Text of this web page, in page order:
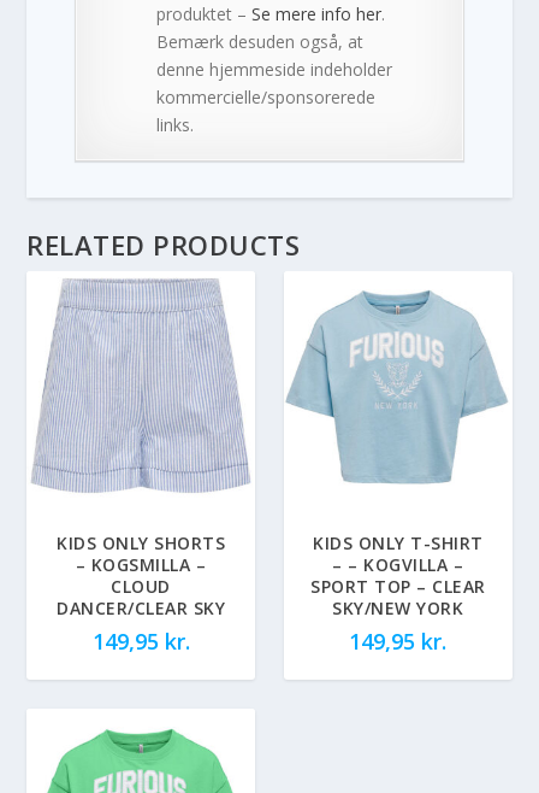
produktet –Se mere info her.
Bemærk desuden også, at
denne hjemmeside indeholder
kommercielle/sponsorerede
links.
RELATED PRODUCTS
KIDS ONLY SHORTS
– KOGSMILLA –
CLOUD
DANCER/CLEAR SKY
149,95 kr.
KIDS ONLY T-SHIRT
– – KOGVILLA –
SPORT TOP – CLEAR
SKY/NEW YORK
149,95 kr.